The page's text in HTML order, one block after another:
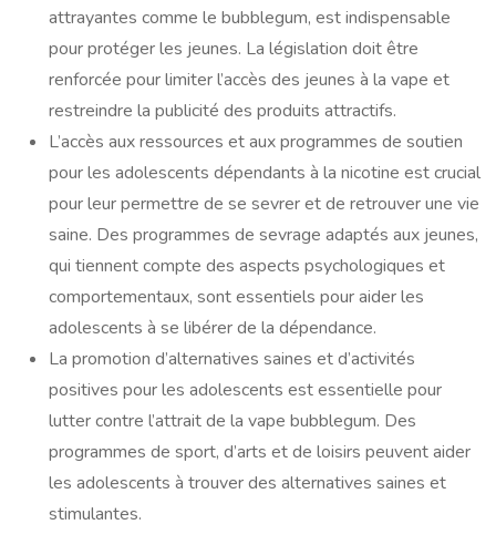
attrayantes comme le bubblegum, est indispensable
pour protéger les jeunes. La législation doit être
renforcée pour limiter l’accès des jeunes à la vape et
restreindre la publicité des produits attractifs.
L’accès aux ressources et aux programmes de soutien
pour les adolescents dépendants à la nicotine est crucial
pour leur permettre de se sevrer et de retrouver une vie
saine. Des programmes de sevrage adaptés aux jeunes,
qui tiennent compte des aspects psychologiques et
comportementaux, sont essentiels pour aider les
adolescents à se libérer de la dépendance.
La promotion d’alternatives saines et d’activités
positives pour les adolescents est essentielle pour
lutter contre l’attrait de la vape bubblegum. Des
programmes de sport, d’arts et de loisirs peuvent aider
les adolescents à trouver des alternatives saines et
stimulantes.